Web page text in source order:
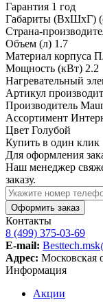
Гарантия 1 год
Габариты (ВхШхГ)
Страна-
Объем (л) 1.7
Материал корпуса
Мощность (кВт) 2.2
Нагревательный
Артикул
Производитель
Ассортимент
Цвет Голубой
Купить в один клик
Для оформления
Наш менеджер
заказу.
Оформить заказ
Контакты
8 (499) 375-03-69
E-mail:
Адрес: Московская
Информация
Акции